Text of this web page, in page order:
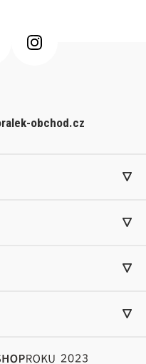
obchod.cz